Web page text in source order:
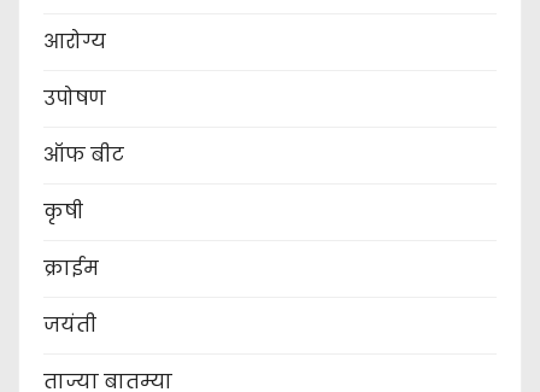
आरोग्य
उपोषण
ऑफ बीट
कृषी
क्राईम
जयंती
ताज्या बातम्या